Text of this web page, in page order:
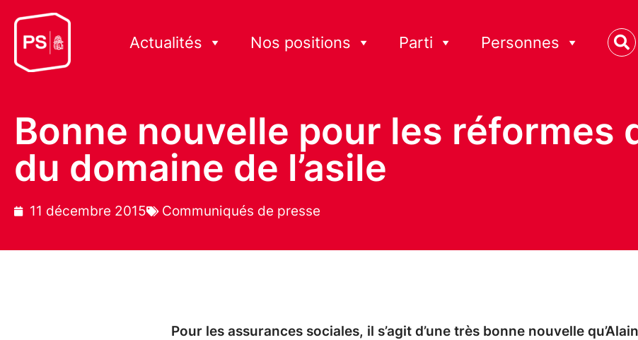
Actualités Nos positions Parti Personnes
Bonne nouvelle pour les réformes
du domaine de l’asile
11 décembre 2015 Communiqués de presse
Pour les assurances sociales, il s’agit d’une très bonne nouvelle